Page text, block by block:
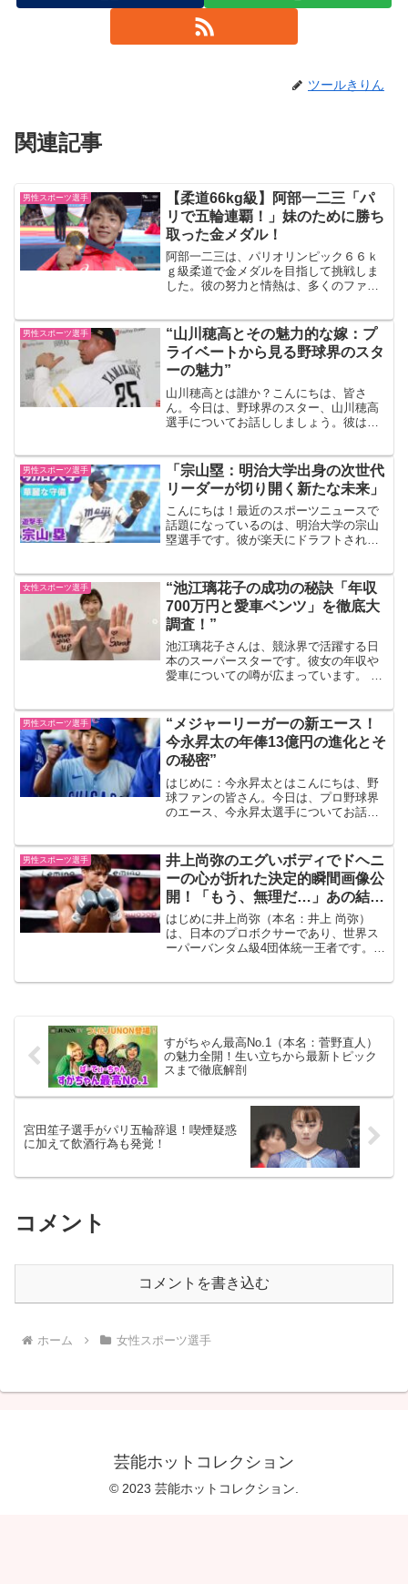
ツールきりん
関連記事
男性スポーツ選手
【柔道66kg級】阿部一二三「パ
リで五輪連覇！」妹のために勝ち
取った金メダル！
阿部一二三は、パリオリンピック６６ｋ
ｇ級柔道で金メダルを目指して挑戦しま
した。彼の努力と情熱は、多くのファン
振り返ります。1. 序章：阿部一二三の挑
戦妹の阿部詩ちゃんの...
男性スポーツ選手
“山川穂高とその魅力的な嫁：プ
ライベートから見る野球界のスタ
ーの魅力”
山川穂高とは誰か？こんにちは、皆さ
ん。今日は、野球界のスター、山川穂高
選手についてお話ししましょう。彼は、
クスへ移籍し、そのパワフルなバッティ
ングで知られています。 山...
男性スポーツ選手
「宗山塁：明治大学出身の次世代
リーダーが切り開く新たな未来」
こんにちは！最近のスポーツニュースで
話題になっているのは、明治大学の宗山
塁選手です。彼が楽天にドラフトされた
情報をまとめて、彼のこれからの活躍に
ついて考えてみましょう。宗...
女性スポーツ選手
“池江璃花子の成功の秘訣「年収
700万円と愛車ベンツ」を徹底大
調査！”
池江璃花子さんは、競泳界で活躍する日
本のスーパースターです。彼女の年収や
愛車についての噂が広まっています。 プ
多数保持しています。 2016年リオデジャ
ネイロ、202...
男性スポーツ選手
“メジャーリーガーの新エース！
今永昇太の年俸13億円の進化とそ
の秘密”
はじめに：今永昇太とはこんにちは、野
球ファンの皆さん。今日は、プロ野球界
のエース、今永昇太選手についてお話し
められています。 今永選手の投球は、ス
ピードだけでなく、制球...
男性スポーツ選手
井上尚弥のエグいボディでドヘニ
ーの心が折れた決定的瞬間画像公
開！「もう、無理だ…」あの結末
の真相
はじめに井上尚弥（本名：井上 尚弥）
は、日本のプロボクサーであり、世界ス
ーパーバンタム級4団体統一王者です。彼
すがちゃん最高No.1（本名：菅野直人）
の魅力全開！生い立ちから最新トピック
スまで徹底解剖
宮田笙子選手がパリ五輪辞退！喫煙疑惑
に加えて飲酒行為も発覚！
コメント
コメントを書き込む
ホーム 女性スポーツ選手
芸能ホットコレクション
© 2023 芸能ホットコレクション.